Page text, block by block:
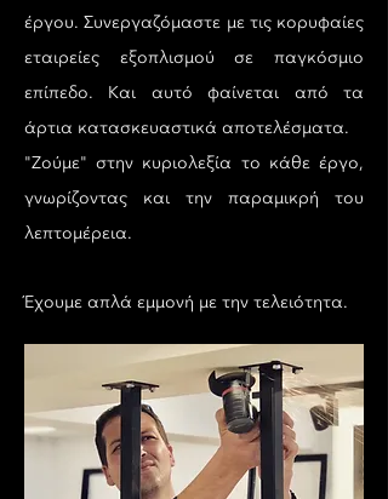
έργου. Συνεργαζόμαστε με τις κορυφαίες
εταιρείες εξοπλισμού σε παγκόσμιο
επίπεδο. Και αυτό φαίνεται από τα
άρτια κατασκευαστικά αποτελέσματα.
"Ζούμε" στην κυριολεξία το κάθε έργο,
γνωρίζοντας και την παραμικρή του
λεπτομέρεια.
Έχουμε απλά εμμονή με την τελειότητα.